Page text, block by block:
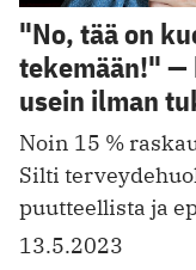
"No, tää on
tekemään!" —
usein ilman
Noin 15 %
Silti
puutteellista ja
13.5.2023